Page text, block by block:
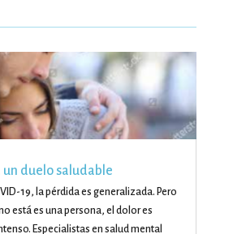
un duelo saludable
19, la pérdida es generalizada. Pero
está es una persona, el dolor es
Especialistas en salud mental